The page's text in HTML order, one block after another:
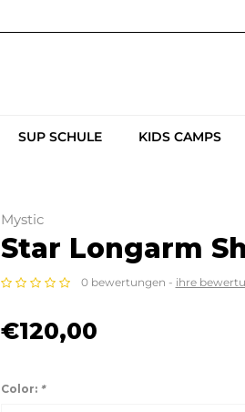
SUP SCHULE KIDS CAMPS
Mystic
Star Longarm
0 bewertungen - ihre
€120,00
Color: *